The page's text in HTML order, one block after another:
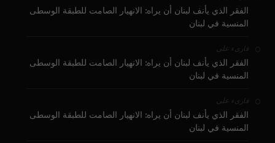
الفقر الذي يأنف لبنان أن يراه: الانهيار الصامت للطبقة الوسطى
المنسية في لبنان
قارىء على
الفقر الذي يأنف لبنان أن يراه: الانهيار الصامت للطبقة الوسطى
المنسية في لبنان
قارىء على
الفقر الذي يأنف لبنان أن يراه: الانهيار الصامت للطبقة الوسطى
المنسية في لبنان